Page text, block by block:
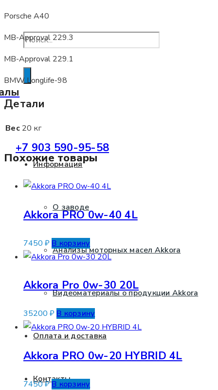
Помощь в подборе
+7 903 590-95-58
Информация
О заводе
Анализы моторных масел Akkora
Видеоматериалы о продукции Akkora
Оплата и доставка
Контакты
Porsche A40
MB-Approval 229.3
MB-Approval 229.1
BMW Longlife-98
Детали
Вес 20 кг
Похожие товары
Akkora PRO 0w-40 4L
7450 ₽ В корзину
Akkora Pro 0w-30 20L
35200 ₽В корзину
Akkora PRO 0w-20 HYBRID 4L
7450₽ В корзину